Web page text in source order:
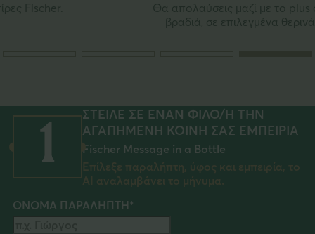
Θα απολαύσεις μαζί με το plus one σου μία ξεχωριστή
βραδιά, σε επιλεγμένα θερινά σινεμά της Αθήνας.
1
ΣΤΕΙΛΕ ΣΕ ΕΝΑΝ ΦΙΛΟ/Η ΤΗΝ
ΑΓΑΠΗΜΕΝΗ ΚΟΙΝΗ ΣΑΣ ΕΜΠΕΙΡΙΑ
Fischer Message in a Bottle
Επίλεξε παραλήπτη, ύφος και εμπειρία, το
ΑΙ αναλαμβάνει το μήνυμα.
ΟΝΟΜΑ ΠΑΡΑΛΗΠΤΗ*